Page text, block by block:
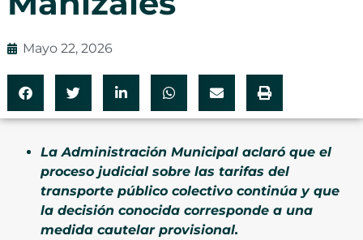
Mayo 22, 2026
La Administración Municipal aclaró que el
proceso judicial sobre las tarifas del
transporte público colectivo continúa y que
la decisión conocida corresponde a una
medida cautelar provisional.